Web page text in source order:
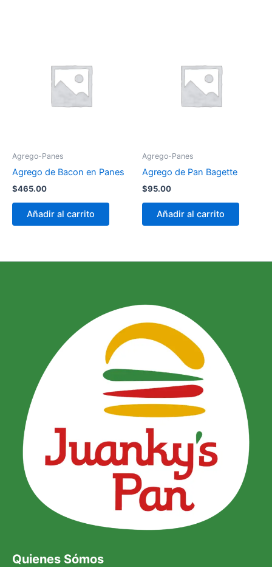
Agrego-Panes
Agrego de Bacon en Panes
$465.00
Añadir al carrito
Agrego-Panes
Agrego de Pan Bagette
$95.00
Añadir al carrito
Quienes Sómos